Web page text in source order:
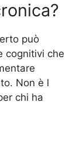
può
cognitivi che
Non è l
chi ha